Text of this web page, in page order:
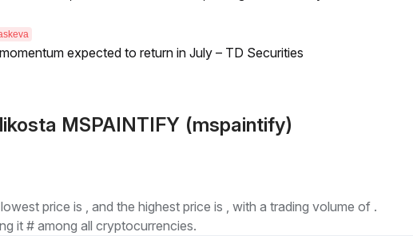
expected to return in July – TD Securities
MSPAINTIFY (mspaintify)
price is , and the highest price is , with a trading volume of .
it # among all cryptocurrencies.